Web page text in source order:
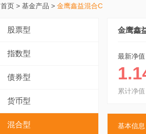
首页 > 基金产品 > 金鹰鑫益混合C
股票型
指数型
债券型
货币型
混合型
金鹰鑫
最新净值
累计净值
基本信息